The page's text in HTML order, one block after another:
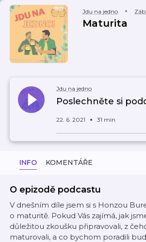
Jdu na jedno
Maturita
Jdu na jedno
Poslechněte si
22. 6. 2021 31 min
INFO KOMENTÁŘE
O epizodě podcastu
V dnešním díle jsem si s Honzou
o maturitě. Pokud Vás zajímá, jak
důležitou zkoušku připravovali, z
maturovali, a co bychom poradili